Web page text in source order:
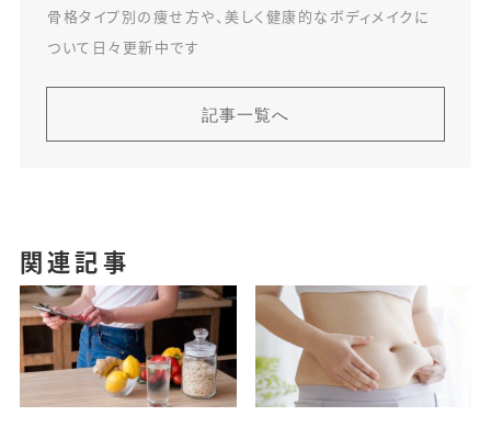
骨格タイプ別の痩せ方や、美しく健康的なボディメイクに
ついて日々更新中です
記事一覧へ
関連記事